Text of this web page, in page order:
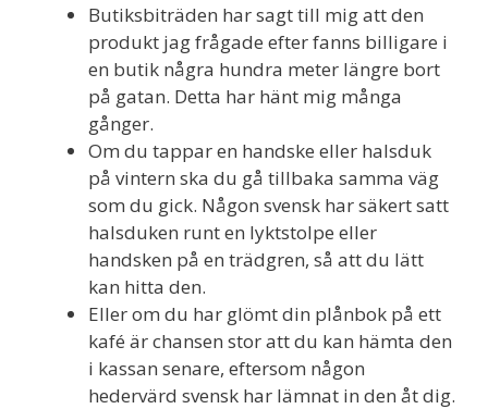
Butiksbiträden har sagt till mig att den
produkt jag frågade efter fanns billigare i
en butik några hundra meter längre bort
på gatan. Detta har hänt mig många
gånger.
Om du tappar en handske eller halsduk
på vintern ska du gå tillbaka samma väg
som du gick. Någon svensk har säkert satt
halsduken runt en lyktstolpe eller
handsken på en trädgren, så att du lätt
kan hitta den.
Eller om du har glömt din plånbok på ett
kafé är chansen stor att du kan hämta den
i kassan senare, eftersom någon
hedervärd svensk har lämnat in den åt dig.